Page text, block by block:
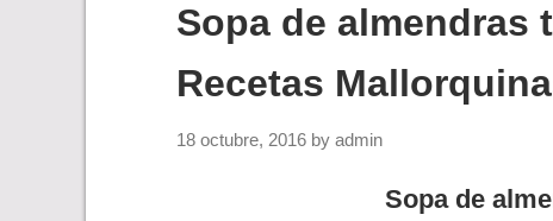
Sopa de almendras
Recetas
18 octubre, 2016 by admin
Sopa de